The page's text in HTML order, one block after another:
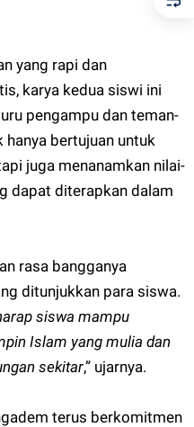
yang rapi dan
karya kedua siswi ini
pengampu dan teman-
bertujuan untuk
juga menanamkan nilai-
dapat diterapkan dalam
rasa bangganya
ditunjukkan para siswa.
siswa mampu
Islam yang mulia dan
sekitar,” ujarnya.
terus berkomitmen